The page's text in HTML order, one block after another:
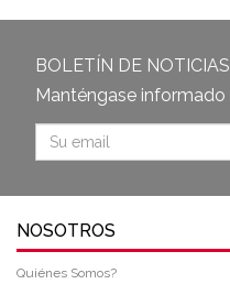
BOLETÍN DE NOTICIAS
Manténgase informado
NOSOTROS
¿Quiénes Somos?